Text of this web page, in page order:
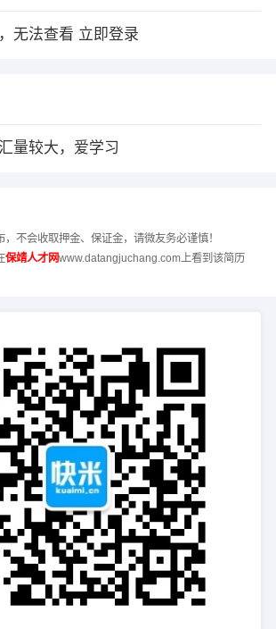
无法查看 立即登录
量较大，爱学习
不会收取押金、保证金，请微友务必谨慎！
保靖人才网www.datangjuchang.com上看到该简历